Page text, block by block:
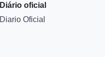
Diário oficial
Diario Oficial